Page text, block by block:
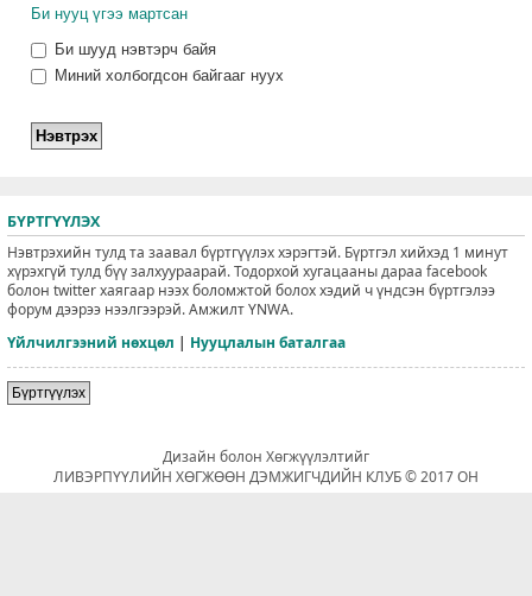
Би нууц үгээ мартсан
Би шууд нэвтэрч байя
Миний холбогдсон байгааг нуух
БҮРТГҮҮЛЭХ
Нэвтрэхийн тулд та заавал бүртгүүлэх хэрэгтэй. Бүртгэл хийхэд 1 минут
хүрэхгүй тулд бүү залхуураарай. Тодорхой хугацааны дараа facebook
болон twitter хаягаар нээх боломжтой болох хэдий ч үндсэн бүртгэлээ
форум дээрээ нээлгээрэй. Амжилт YNWA.
Үйлчилгээний нөхцөл | Нууцлалын баталгаа
Бүртгүүлэх
Дизайн болон Хөгжүүлэлтийг
ЛИВЭРПҮҮЛИЙН ХӨГЖӨӨН ДЭМЖИГЧДИЙН КЛУБ © 2017 ОН